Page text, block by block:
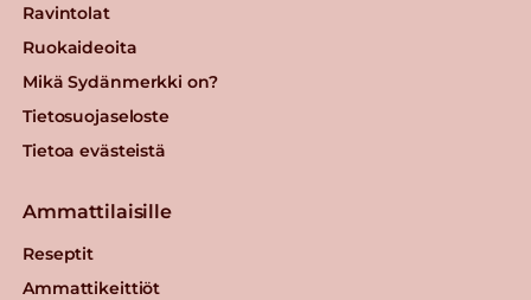
Ravintolat
Ruokaideoita
Mikä Sydänmerkki on?
Tietosuojaseloste
Tietoa evästeistä
Ammattilaisille
Reseptit
Ammattikeittiöt